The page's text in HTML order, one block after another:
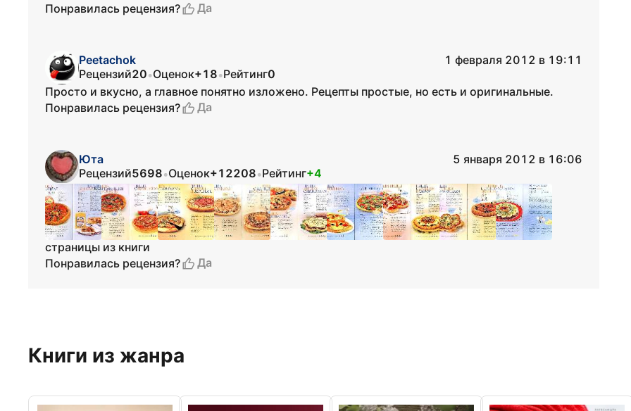
Понравилась рецензия?
Да
Peetachok
1 февраля 2012 в 19:11
Рецензий20•Оценок+18•Рейтинг0
Просто и вкусно, а главное понятно изложено. Рецепты простые, но есть и оригинальные.
Понравилась рецензия?
Да
Юта
5 января 2012 в 16:06
Рецензий5698•Оценок+12208•Рейтинг+4
страницы из книги
Понравилась рецензия?
Да
Книги из жанра